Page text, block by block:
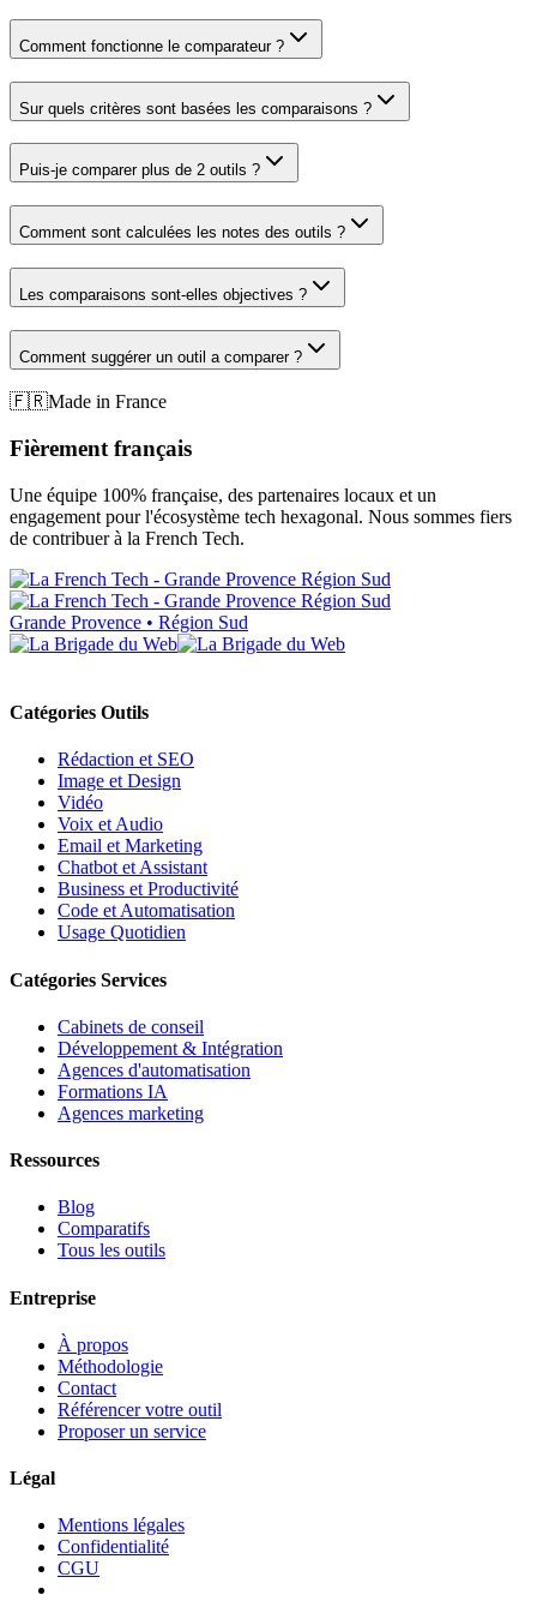
Comment fonctionne le comparateur ?
Sur quels critères sont basées les comparaisons ?
Puis-je comparer plus de 2 outils ?
Comment sont calculées les notes des outils ?
Les comparaisons sont-elles objectives ?
Comment suggérer un outil a comparer ?
🇫🇷Made in France
Fièrement français
Une équipe 100% française, des partenaires locaux et un
engagement pour l'écosystème tech hexagonal. Nous sommes fiers
de contribuer à la French Tech.
Grande Provence • Région Sud
Catégories Outils
Rédaction et SEO
Image et Design
Vidéo
Voix et Audio
Email et Marketing
Chatbot et Assistant
Business et Productivité
Code et Automatisation
Usage Quotidien
Catégories Services
Cabinets de conseil
Développement & Intégration
Agences d'automatisation
Formations IA
Agences marketing
Ressources
Blog
Comparatifs
Tous les outils
Entreprise
À propos
Méthodologie
Contact
Référencer votre outil
Proposer un service
Légal
Mentions légales
Confidentialité
CGU